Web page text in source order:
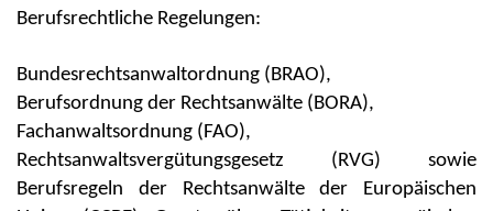
Berufsrechtliche Regelungen:
Bundesrechtsanwaltordnung (BRAO),
Berufsordnung der Rechtsanwälte (BORA),
Fachanwaltsordnung (FAO),
Rechtsanwaltsvergütungsgesetz (RVG) sowie
Berufsregeln der Rechtsanwälte der Europäischen